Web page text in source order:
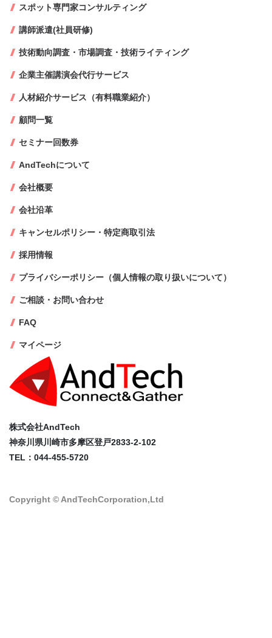
株式会社AndTech
神奈川県川崎市多摩区登戸2833-2-102
TEL：044-455-5720
Copyright © AndTechCorporation,Ltd
スポット専門家コンサルティング
講師派遣(社員研修)
技術動向調査・市場調査・技術ライティング
企業主催講演会代行サービス
人材紹介サービス（有料職業紹介）
顧問一覧
セミナー回数券
AndTechについて
会社概要
会社沿革
キャンセルポリシー・特定商取引法
採用情報
プライバシーポリシー（個人情報の取り扱いについて）
ご相談・お問い合わせ
FAQ
マイページ